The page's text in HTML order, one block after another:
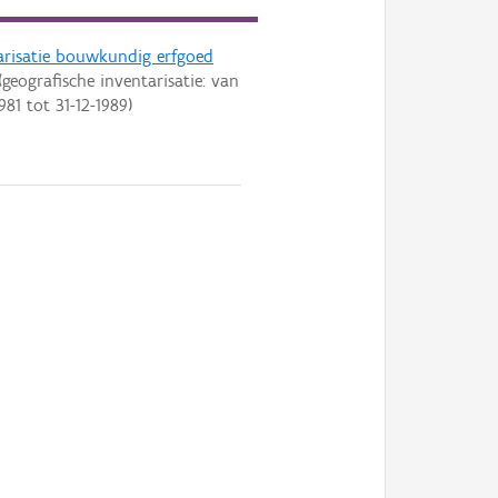
bouwkundig erfgoed
inventarisatie: van
tot 31-12-1989)